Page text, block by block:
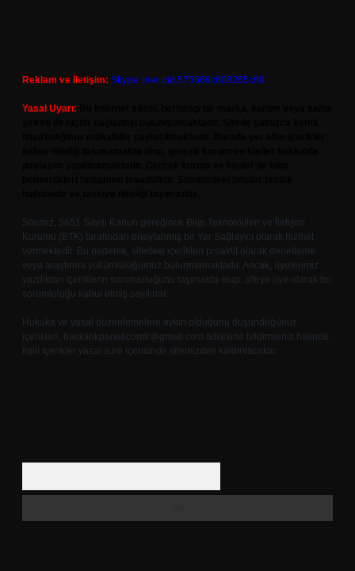
Reklam ve İletişim: Skype: live:.cid.575569c608265c69
Yasal Uyarı:
Sitemiz, 5651 Sayılı Kanun gereğince Bilgi Teknolojileri ve İletişim
Kurumu (BTK) tarafından onaylanmış bir Yer Sağlayıcı olarak hizmet
vermektedir. Bu nedenle, sitedeki içerikleri proaktif olarak denetleme
veya araştırma yükümlülüğümüz bulunmamaktadır. Ancak, üyelerimiz
yazdıkları içeriklerin sorumluluğunu taşımakta olup, siteye üye olarak bu
sorumluluğu kabul etmiş sayılırlar.
Hukuka ve yasal düzenlemelere aykırı olduğunu düşündüğünüz
içerikleri, backlinkpanelicomtr@gmail.com adresine bildirmeniz halinde,
ilgili içerikler yasal süre içerisinde sitemizden kaldırılacaktır.